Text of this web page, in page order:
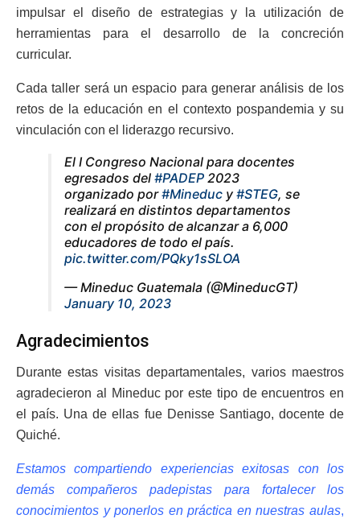
impulsar el diseño de estrategias y la utilización de
herramientas para el desarrollo de la concreción
curricular.
Cada taller será un espacio para generar análisis de los
retos de la educación en el contexto pospandemia y su
vinculación con el liderazgo recursivo.
El I Congreso Nacional para docentes
egresados del #PADEP 2023
organizado por#Mineduc y #STEG, se
realizará en distintos departamentos
con el propósito de alcanzar a 6,000
educadores de todo el país.
pic.twitter.com/PQky1sSLOA
— Mineduc Guatemala (@MineducGT)
January 10, 2023
Agradecimientos
Durante estas visitas departamentales, varios maestros
agradecieron al Mineduc por este tipo de encuentros en
el país. Una de ellas fue Denisse Santiago, docente de
Quiché.
Estamos compartiendo experiencias exitosas con los
demás compañeros padepistas para fortalecer los
conocimientos y ponerlos en práctica en nuestras aulas,